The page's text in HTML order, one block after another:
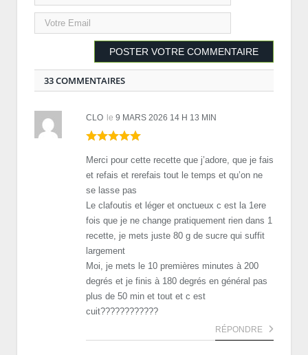
33 COMMENTAIRES
CLO le 9 MARS 2026 14 H 13 MIN
Merci pour cette recette que j’adore, que je fais
et refais et rerefais tout le temps et qu’on ne
se lasse pas
Le clafoutis et léger et onctueux c est la 1ere
fois que je ne change pratiquement rien dans 1
recette, je mets juste 80 g de sucre qui suffit
largement
Moi, je mets le 10 premières minutes à 200
degrés et je finis à 180 degrés en général pas
plus de 50 min et tout et c est
cuit????????????
RÉPONDRE